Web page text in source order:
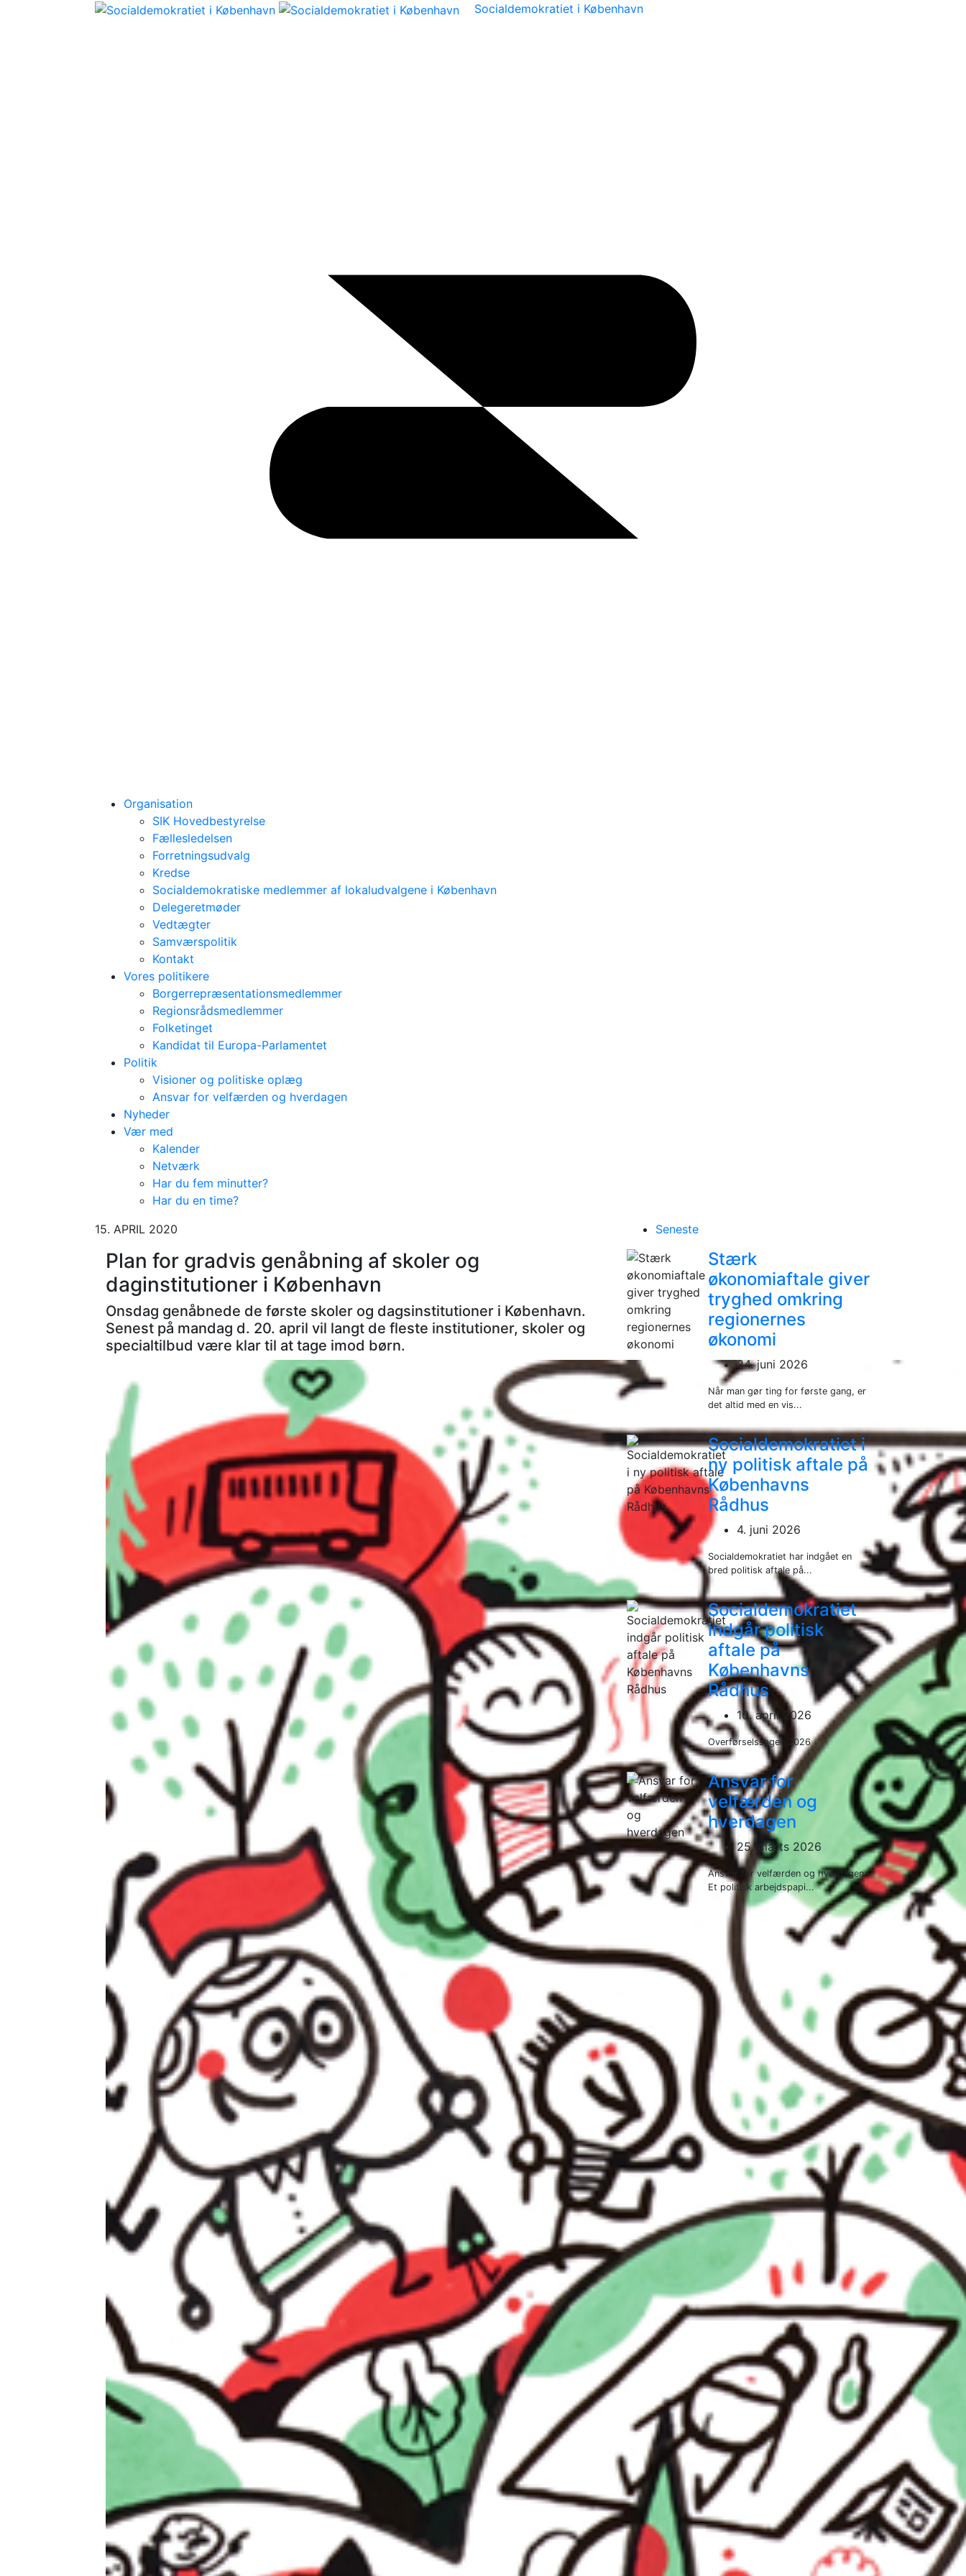
Socialdemokratiet i København
Organisation
SIK Hovedbestyrelse
Fællesledelsen
Forretningsudvalg
Kredse
Socialdemokratiske medlemmer af lokaludvalgene i København
Delegeretmøder
Vedtægter
Samværspolitik
Kontakt
Vores politikere
Borgerrepræsentationsmedlemmer
Regionsrådsmedlemmer
Folketinget
Kandidat til Europa-Parlamentet
Politik
Visioner og politiske oplæg
Ansvar for velfærden og hverdagen
Nyheder
Vær med
Kalender
Netværk
Har du fem minutter?
Har du en time?
15. APRIL 2020
Plan for gradvis genåbning af skoler og
daginstitutioner i København
Onsdag genåbnede de første skoler og dagsinstitutioner i København.
Senest på mandag d. 20. april vil langt de fleste institutioner, skoler og
specialtilbud være klar til at tage imod børn.
Seneste
Stærk
økonomiaftale giver
tryghed omkring
regionernes
økonomi
24. juni 2026
Når man gør ting for første gang, er
det altid med en vis...
Socialdemokratiet i
ny politisk aftale på
Københavns
Rådhus
4. juni 2026
Socialdemokratiet har indgået en
bred politisk aftale på...
Socialdemokratiet
indgår politisk
aftale på
Københavns
Rådhus
10. april 2026
Overførselssagen 2026
Ansvar for
velfærden og
hverdagen
25. marts 2026
Ansvar for velfærden og hverdagen
Et politisk arbejdspapi...